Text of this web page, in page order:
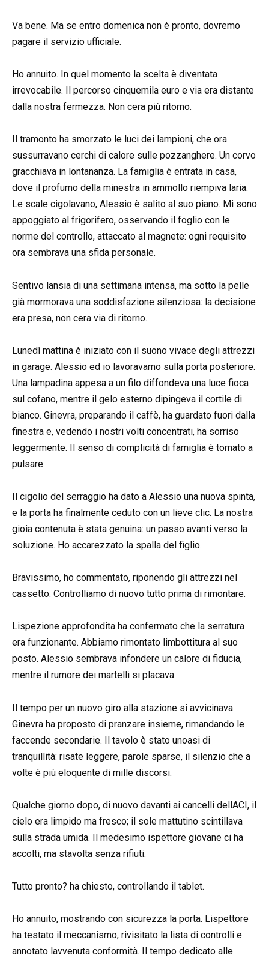
Va bene. Ma se entro domenica non è pronto, dovremo
pagare il servizio ufficiale.
Ho annuito. In quel momento la scelta è diventata
irrevocabile. Il percorso cinquemila euro e via era distante
dalla nostra fermezza. Non cera più ritorno.
Il tramonto ha smorzato le luci dei lampioni, che ora
sussurravano cerchi di calore sulle pozzanghere. Un corvo
gracchiava in lontananza. La famiglia è entrata in casa,
dove il profumo della minestra in ammollo riempiva laria.
Le scale cigolavano, Alessio è salito al suo piano. Mi sono
appoggiato al frigorifero, osservando il foglio con le
norme del controllo, attaccato al magnete: ogni requisito
ora sembrava una sfida personale.
Sentivo lansia di una settimana intensa, ma sotto la pelle
già mormorava una soddisfazione silenziosa: la decisione
era presa, non cera via di ritorno.
Lunedì mattina è iniziato con il suono vivace degli attrezzi
in garage. Alessio ed io lavoravamo sulla porta posteriore.
Una lampadina appesa a un filo diffondeva una luce fioca
sul cofano, mentre il gelo esterno dipingeva il cortile di
bianco. Ginevra, preparando il caffè, ha guardato fuori dalla
finestra e, vedendo i nostri volti concentrati, ha sorriso
leggermente. Il senso di complicità di famiglia è tornato a
pulsare.
Il cigolio del serraggio ha dato a Alessio una nuova spinta,
e la porta ha finalmente ceduto con un lieve clic. La nostra
gioia contenuta è stata genuina: un passo avanti verso la
soluzione. Ho accarezzato la spalla del figlio.
Bravissimo, ho commentato, riponendo gli attrezzi nel
cassetto. Controlliamo di nuovo tutto prima di rimontare.
Lispezione approfondita ha confermato che la serratura
era funzionante. Abbiamo rimontato limbottitura al suo
posto. Alessio sembrava infondere un calore di fiducia,
mentre il rumore dei martelli si placava.
Il tempo per un nuovo giro alla stazione si avvicinava.
Ginevra ha proposto di pranzare insieme, rimandando le
faccende secondarie. Il tavolo è stato unoasi di
tranquillità: risate leggere, parole sparse, il silenzio che a
volte è più eloquente di mille discorsi.
Qualche giorno dopo, di nuovo davanti ai cancelli dellACI, il
cielo era limpido ma fresco; il sole mattutino scintillava
sulla strada umida. Il medesimo ispettore giovane ci ha
accolti, ma stavolta senza rifiuti.
Tutto pronto? ha chiesto, controllando il tablet.
Ho annuito, mostrando con sicurezza la porta. Lispettore
ha testato il meccanismo, rivisitato la lista di controlli e
annotato lavvenuta conformità. Il tempo dedicato alle